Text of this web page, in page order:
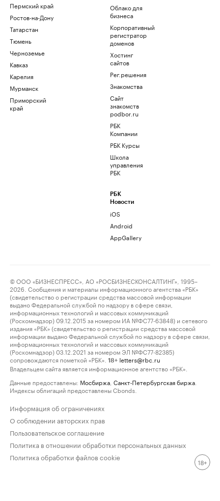
Пермский край
Ростов-на-Дону
Татарстан
Тюмень
Черноземье
Кавказ
Карелия
Мурманск
Приморский
край
Облако для
бизнеса
Корпоративный
регистратор
доменов
Хостинг
сайтов
Рег.решения
Знакомства
Сайт
знакомств
podbor.ru
РБК
Компании
РБК Курсы
Школа
управления
РБК
РБК
Новости
iOS
Android
AppGallery
© ООО «БИЗНЕСПРЕСС», АО «РОСБИЗНЕСКОНСАЛТИНГ», 1995–
2026. Сообщения и материалы информационного агентства «РБК»
(свидетельство о регистрации средства массовой информации
выдано Федеральной службой по надзору в сфере связи,
информационных технологий и массовых коммуникаций
(Роскомнадзор) 09.12.2015 за номером ИА №ФС77-63848) и сетевого
издания «РБК» (свидетельство о регистрации средства массовой
информации выдано Федеральной службой по надзору в сфере связи,
информационных технологий и массовых коммуникаций
(Роскомнадзор) 03.12.2021 за номером ЭЛ №ФС77-82385)
сопровождаются пометкой «РБК».
18+ letters@rbc.ru
Владельцем сайта является информационное агентство «РБК».
Данные предоставлены: Мосбиржа Санкт-Петербургская биржа
Индексы облигаций предоставлены Cbonds.
Информация об ограничениях
О соблюдении авторских прав
Пользовательское соглашение
Политика в отношении обработки персональных данных
Политика обработки файлов cookie
18+